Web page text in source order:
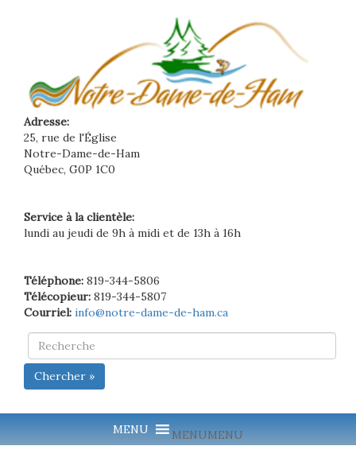
Adresse:
25, rue de l'Église
Notre-Dame-de-Ham
Québec, G0P 1C0
Service à la clientèle:
lundi au jeudi de 9h à midi et de 13h à 16h
Téléphone: 819-344-5806
Télécopieur: 819-344-5807
Courriel: info@notre-dame-de-ham.ca
Chercher »
MENUMENU